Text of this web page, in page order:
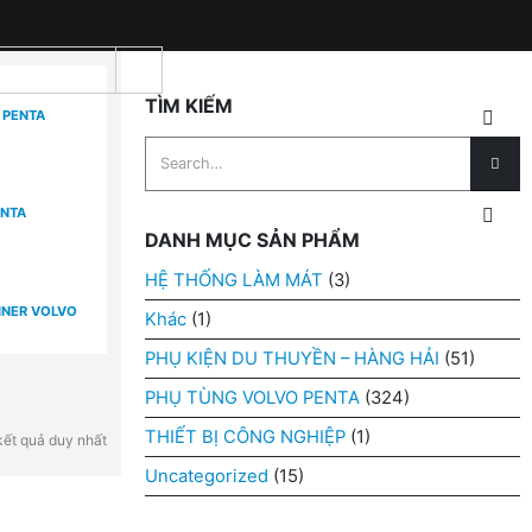
VOLVO
quả duy nhất
TÌM KIẾM
DANH MỤC SẢN PHẨM
HỆ THỐNG LÀM MÁT (3)
Khác (1)
PHỤ KIỆN DU THUYỀN – HÀNG HẢI (51)
PHỤ TÙNG VOLVO PENTA (324)
THIẾT BỊ CÔNG NGHIỆP (1)
Uncategorized (15)